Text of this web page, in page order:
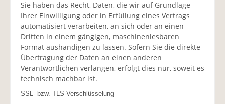
Sie haben das Recht, Daten, die wir auf Grundlage
Ihrer Einwilligung oder in Erfüllung eines Vertrags
automatisiert verarbeiten, an sich oder an einen
Dritten in einem gängigen, maschinenlesbaren
Format aushändigen zu lassen. Sofern Sie die direkte
Übertragung der Daten an einen anderen
Verantwortlichen verlangen, erfolgt dies nur, soweit es
technisch machbar ist.
SSL- bzw. TLS-Verschlüsselung